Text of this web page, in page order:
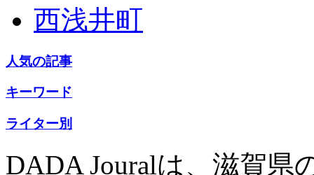
西浅井町
人気の記事
キーワード
ライター別
DADA Jouralは、滋賀県